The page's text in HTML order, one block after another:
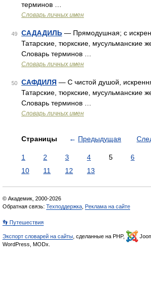
терминов …
Словарь личных имен
49 САДАДИЛЬ — Прямодушная; с
Татарские, тюркские, мусульманские
Словарь терминов …
Словарь личных имен
50 САФДИЛЯ — С чистой душой,
Татарские, тюркские, мусульманские
Словарь терминов …
Словарь личных имен
Страницы ← Предыдущая
1 2 3 4 5 6
10
11 12 13
© Академик, 2000-2026
Обратная связь: Техподдержка Реклама на сайте
👣 Путешествия
Экспорт словарей на сайты , сделанные на PHP,
WordPress, MODx.